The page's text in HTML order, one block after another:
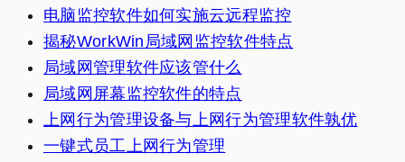
电脑监控软件如何实施云远程监控
揭秘WorkWin局域网监控软件特点
局域网管理软件应该管什么
局域网屏幕监控软件的特点
上网行为管理设备与上网行为管理软件孰优
一键式员工上网行为管理